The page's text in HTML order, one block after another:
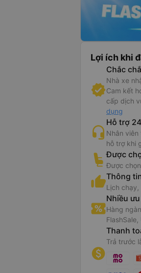
Lợi ích khi
Chắc
Nhà xe
Cam kết
cấp dịch
dụng
Hỗ trợ
Nhân
hỗ trợ khi
Được
Được
Thông
Lịch
Nhiều
Hàng
Thanh
Trả trước